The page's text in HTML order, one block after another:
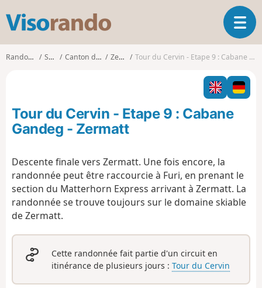
s
o
o
O
u
i
r
l
g
a
t
n
Randonnées Suisse Canton du Valais Zermatt Tour du Cervin - Etape 9 : Cabane Gandeg - Zermatt
Tour du Cervin - Etape 9 : Cabane
Gandeg - Zermatt
Descente finale vers Zermatt. Une fois encore, la
randonnée peut être raccourcie à Furi, en prenant le
section du Matterhorn Express arrivant à Zermatt. La
randonnée se trouve toujours sur le domaine skiable
de Zermatt.
Cette randonnée fait partie d'un circuit en
itinérance de plusieurs jours :Tour du Cervin